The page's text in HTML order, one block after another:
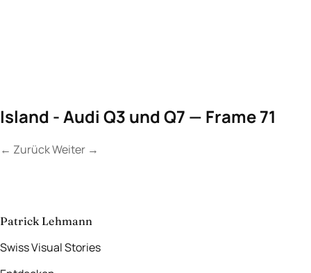
Island - Audi Q3 und Q7 — Frame 71
← ZurückWeiter →
aufnehmen→
Patrick Lehmann
Swiss Visual Stories